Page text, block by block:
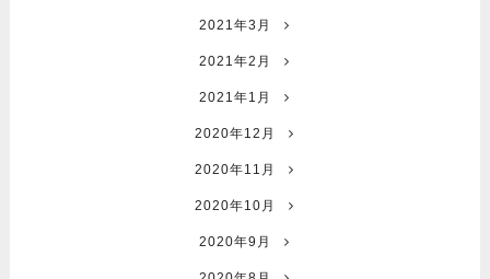
2021年3月
2021年2月
2021年1月
2020年12月
2020年11月
2020年10月
2020年9月